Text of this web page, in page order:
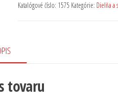
Katalógové číslo: 1575 Kategórie: Dielňa a
tovaru